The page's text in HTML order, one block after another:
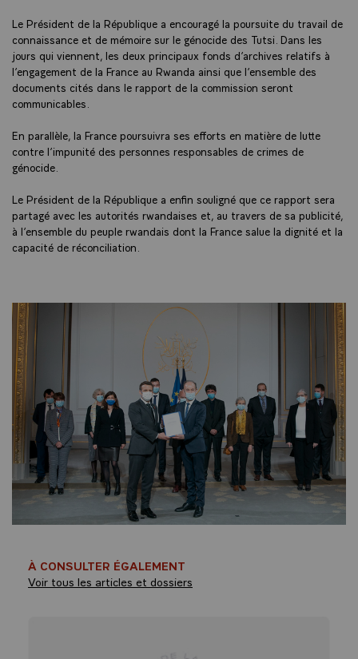
Le Président de la République a encouragé la poursuite du travail de
connaissance et de mémoire sur le génocide des Tutsi. Dans les
jours qui viennent, les deux principaux fonds d’archives relatifs à
l’engagement de la France au Rwanda ainsi que l’ensemble des
documents cités dans le rapport de la commission seront
communicables.
En parallèle, la France poursuivra ses efforts en matière de lutte
contre l’impunité des personnes responsables de crimes de
génocide.
Le Président de la République a enfin souligné que ce rapport sera
partagé avec les autorités rwandaises et, au travers de sa publicité,
à l’ensemble du peuple rwandais dont la France salue la dignité et la
capacité de réconciliation.
À CONSULTER ÉGALEMENT
Voir tous les articles et dossiers